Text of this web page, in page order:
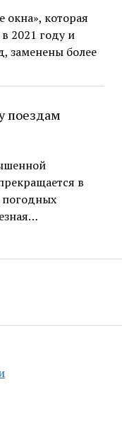
которая
2021 году и
заменены более
поездам
в